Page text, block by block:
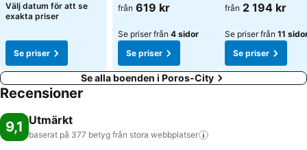
Välj datum för att se
exakta priser
Se priser
från 619 kr
Se priser från 4 sidor
Se priser
från 2 194 kr
Se priser från 11
Se priser
Se alla boenden i Poros-City
Recensioner
9,1 Utmärkt
baserat på 377 betyg från stora webbplatser